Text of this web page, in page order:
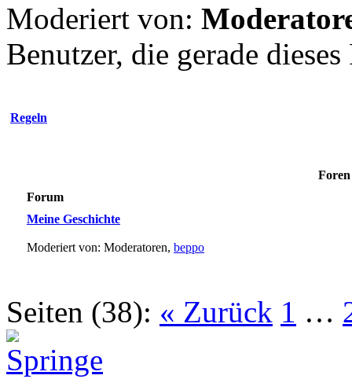
Moderiert von:
Benutzer, die gerade
Regeln
Forum
Meine Geschichte
Moderiert von: Moderatoren, beppo
Seiten (38): « Zurück 1 …